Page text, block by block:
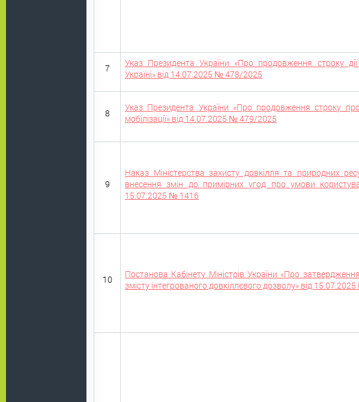
7
Указ Президента України «Про продовження строку
Україні» від 14.07.2025 № 478/2025
8
Указ Президента України «Про продовження строку
мобілізації» від 14.07.2025 № 479/2025
9
Наказ Міністерства захисту довкілля та природних
внесення змін до примірних угод про умови
15.07.2025 № 1416
10
Постанова Кабінету Міністрів України «Про
змісту інтегрованого довкіллєвого дозволу» від